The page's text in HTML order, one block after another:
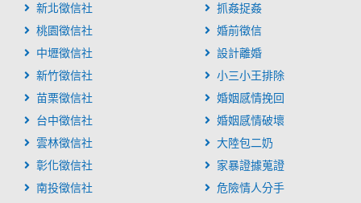
新北徵信社
桃園徵信社
中壢徵信社
新竹徵信社
苗栗徵信社
台中徵信社
雲林徵信社
彰化徵信社
南投徵信社
抓姦捉姦
婚前徵信
設計離婚
小三小王排除
婚姻感情挽回
婚姻感情破壞
大陸包二奶
家暴證據蒐證
危險情人分手